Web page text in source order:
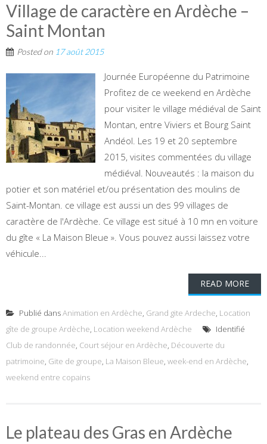
Village de caractère en Ardèche –
Saint Montan
Posted on 17 août 2015
Journée Européenne du Patrimoine
Profitez de ce weekend en Ardèche
pour visiter le village médiéval de Saint
Montan, entre Viviers et Bourg Saint
Andéol. Les 19 et 20 septembre
2015, visites commentées du village
médiéval. Nouveautés : la maison du
potier et son matériel et/ou présentation des moulins de
Saint-Montan. ce village est aussi un des 99 villages de
caractère de l'Ardèche. Ce village est situé à 10 mn en voiture
du gîte « La Maison Bleue ». Vous pouvez aussi laissez votre
véhicule...
READ MORE
Publié dansAnimation en Ardèche, Grand gite Ardeche, Location
gîte de groupe Ardèche, Location weekend Ardèche
Identifié
Club de randonnée, Court séjour en Ardèche, Découverte du
patrimoine, Gite de groupe, La Maison Bleue, week-end en Ardèche,
weekend entre copains
Le plateau des Gras en Ardèche